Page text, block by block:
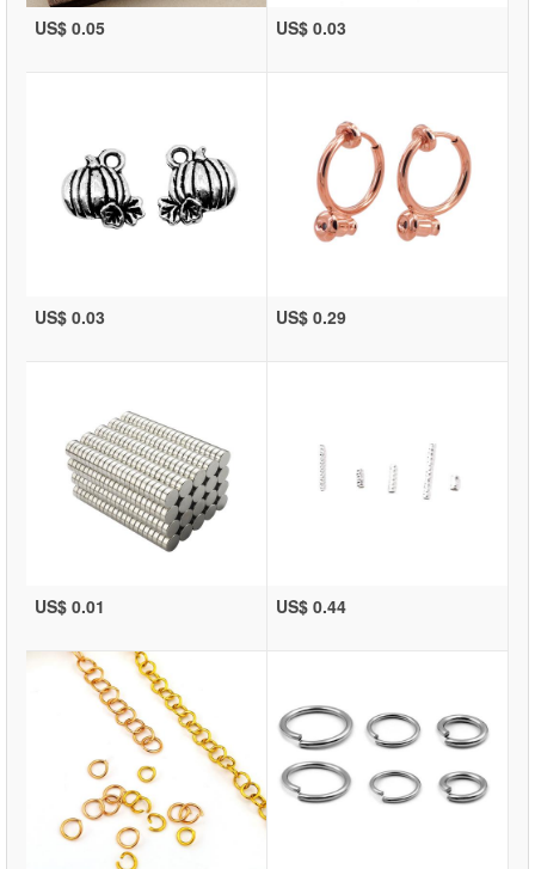
US$ 0.05 US$ 0.03
US$ 0.03 US$ 0.29
US$ 0.01 US$ 0.44